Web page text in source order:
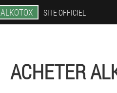
ALKOTOX SITE OFFICIEL
ACHETER